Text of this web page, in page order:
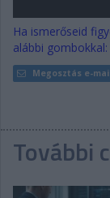
Ha ismerőseid
alábbi gombokkal:
Megosztás e-
További